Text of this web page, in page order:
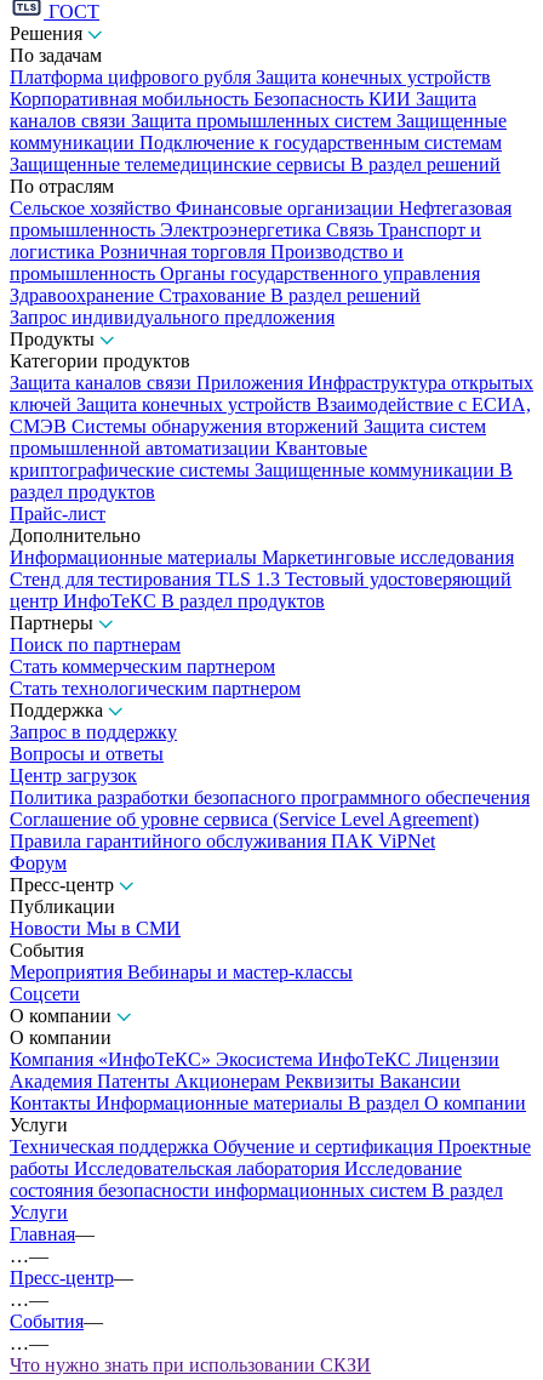
ГОСТ
Решения
По задачам
Платформа цифрового рубля Защита конечных устройств
Корпоративная мобильность Безопасность КИИ Защита
каналов связи Защита промышленных систем Защищенные
коммуникации Подключение к государственным системам
Защищенные телемедицинские сервисы В раздел решений
По отраслям
Сельское хозяйство Финансовые организации Нефтегазовая
промышленность Электроэнергетика Связь Транспорт и
логистика Розничная торговля Производство и
промышленность Органы государственного управления
Здравоохранение Страхование В раздел решений
Запрос индивидуального предложения
Продукты
Категории продуктов
Защита каналов связи Приложения Инфраструктура открытых
ключей Защита конечных устройств Взаимодействие с ЕСИА,
СМЭВ Системы обнаружения вторжений Защита систем
промышленной автоматизации Квантовые
криптографические системы Защищенные коммуникации В
раздел продуктов
Прайс-лист
Дополнительно
Информационные материалы Маркетинговые исследования
Стенд для тестирования TLS 1.3 Тестовый удостоверяющий
центр ИнфоТеКС В раздел продуктов
Партнеры
Поиск по партнерам
Стать коммерческим партнером
Стать технологическим партнером
Поддержка
Запрос в поддержку
Вопросы и ответы
Центр загрузок
Политика разработки безопасного программного обеспечения
Соглашение об уровне сервиса (Service Level Agreement)
Правила гарантийного обслуживания ПАК ViPNet
Форум
Пресс-центр
Публикации
Новости Мы в СМИ
События
Мероприятия Вебинары и мастер-классы
Соцсети
О компании
О компании
Компания «ИнфоТеКС» Экосистема ИнфоТеКС Лицензии
Академия Патенты Акционерам Реквизиты Вакансии
Контакты Информационные материалы В раздел О компании
Услуги
Техническая поддержка Обучение и сертификация Проектные
работы Исследовательская лаборатория Исследование
состояния безопасности информационных систем В раздел
Услуги
Главная—
…—
Пресс-центр—
…—
События—
…—
Что нужно знать при использовании СКЗИ